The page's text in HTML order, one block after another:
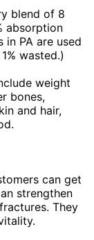
blend of 8
absorption
PA are used
wasted.)
weight
bones,
and hair,
can get
strengthen
They